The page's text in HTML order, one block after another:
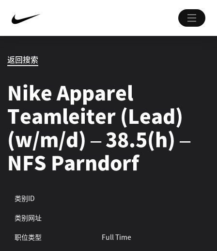
返回搜索
Nike Apparel
Teamleiter (Lead)
(w/m/d) – 38.5(h) –
NFS Parndorf
类别ID
类别网址
职位类型
Full Time